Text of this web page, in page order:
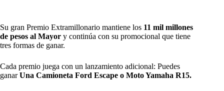
Su gran Premio Extramillonario mantiene los 11 mil millones
de pesos al Mayor y continúa con su promocional que tiene
tres formas de ganar.
Cada premio juega con un lanzamiento adicional: Puedes
ganarUna Camioneta Ford Escape o Moto Yamaha R15.